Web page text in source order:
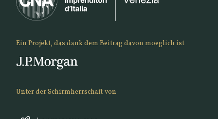
Ein Projekt, das dank dem Beitrag davon moeglich ist
Unter der Schirmherrschaft von